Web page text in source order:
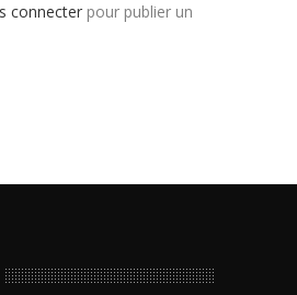
connecter pour publier un